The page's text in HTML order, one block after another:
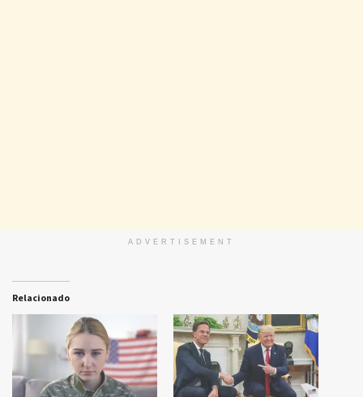
ADVERTISEMENT
Relacionado